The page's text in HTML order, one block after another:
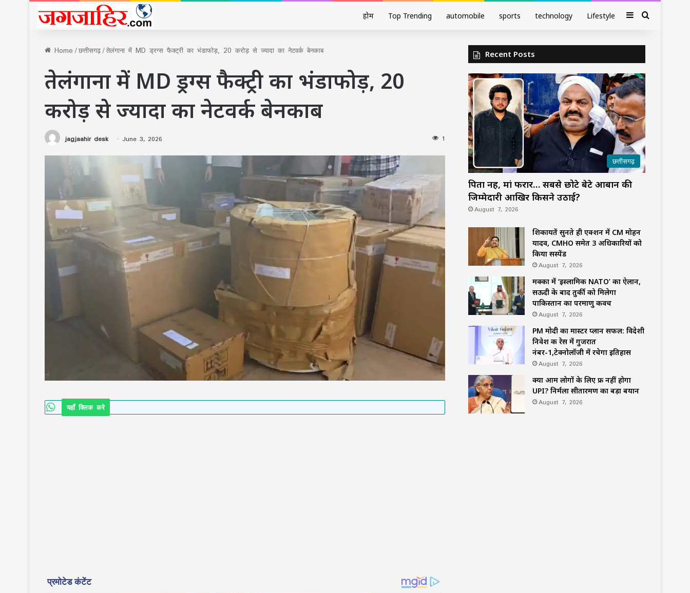
होम Top Trending automobile sports technology Lifestyle SidebarSearch
Home/छत्तीसगढ़/तेलंगाना में MD ड्रग्स फैक्ट्री का भंडाफोड़, 20 करोड़ से ज्यादा का नेटवर्क बेनकाब
तेलंगाना में MD ड्रग्स फैक्ट्री का भंडाफोड़, 20
करोड़ से ज्यादा का नेटवर्क बेनकाब
jagjaahir desk June 3, 2026 1
यहाँ क्लिक करे
Recent Posts
छत्तीसगढ़
पिता नहीं, मां फरार… सबसे छोटे बेटे आबान की
जिम्मेदारी आखिर किसने उठाई?
August 7, 2026
शिकायतें सुनते ही एक्शन में CM मोहन
यादव, CMHO समेत 3 अधिकारियों को
किया सस्पेंड
August 7, 2026
मक्का में ‘इस्लामिक NATO’ का ऐलान,
सऊदी के बाद तुर्की को मिलेगा
पाकिस्तान का परमाणु कवच
August 7, 2026
PM मोदी का मास्टर प्लान सफल: विदेशी
निवेश की रेस में गुजरात
नंबर-1,टेक्नोलॉजी में रचेगा इतिहास
August 7, 2026
क्या आम लोगों के लिए फ्री नहीं होगा
UPI? निर्मला सीतारमण का बड़ा बयान
August 7, 2026